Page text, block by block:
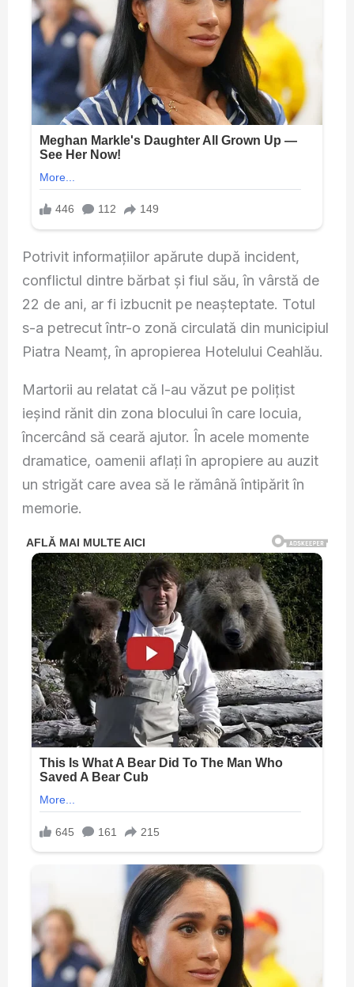
Potrivit informațiilor apărute după incident,
conflictul dintre bărbat și fiul său, în vârstă de
22 de ani, ar fi izbucnit pe neașteptate. Totul
s-a petrecut într-o zonă circulată din municipiul
Piatra Neamț, în apropierea Hotelului Ceahlău.
Martorii au relatat că l-au văzut pe polițist
ieșind rănit din zona blocului în care locuia,
încercând să ceară ajutor. În acele momente
dramatice, oamenii aflați în apropiere au auzit
un strigăt care avea să le rămână întipărit în
memorie.